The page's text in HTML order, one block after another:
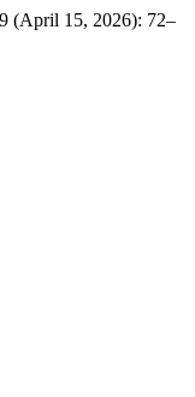
(April 15, 2026): 72–